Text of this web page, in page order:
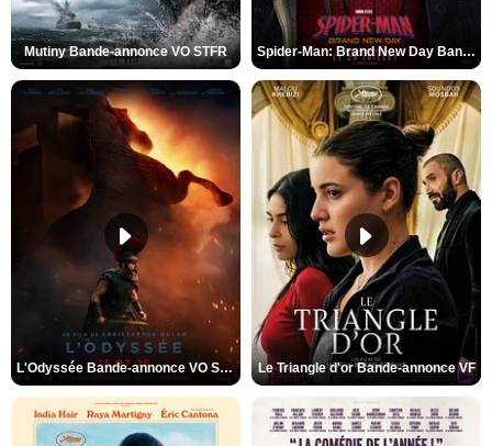
Mutiny Bande-annonce VO STFR Spider-Man: Brand New Day Bande-annonce VO STFR
L'Odyssée Bande-annonce VO STFR Le Triangle d'or Bande-annonce VF